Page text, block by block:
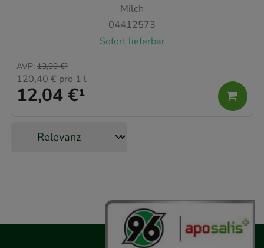
Milch
04412573
Sofort lieferbar
12,04 €¹
AVP: 13,99 €²
120,40 € pro 1 l